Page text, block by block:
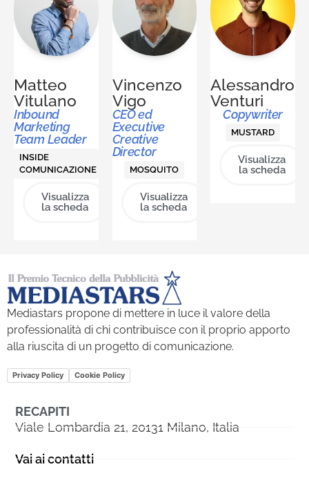
Matteo
Vitulano
Inbound
Marketing
Team Leader
INSIDE
COMUNICAZIONE
Visualizza
la scheda
Vincenzo
Vigo
CEO ed
Executive
Creative
Director
MOSQUITO
Visualizza
la scheda
Alessandro
Venturi
Copywriter
MUSTARD
Visualizza
la scheda
Mediastars propone di mettere in luce il valore della
professionalità di chi contribuisce con il proprio apporto
alla riuscita di un progetto di comunicazione.
Privacy Policy Cookie Policy
RECAPITI
Viale Lombardia 21, 20131 Milano, Italia
Vai ai contatti